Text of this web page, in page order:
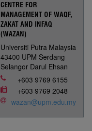
CENTRE FOR
MANAGEMENT OF WAQF,
ZAKAT AND INFAQ
(WAZAN)
Universiti Putra Malaysia
43400 UPM Serdang
Selangor Darul Ehsan
+603 9769 6155
+603 9769 2048
wazan@upm.edu.my